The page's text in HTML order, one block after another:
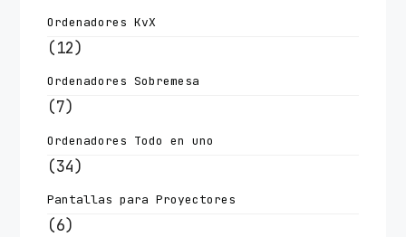
Ordenadores KvX
(12)
Ordenadores Sobremesa
(7)
Ordenadores Todo en uno
(34)
Pantallas para Proyectores
(6)